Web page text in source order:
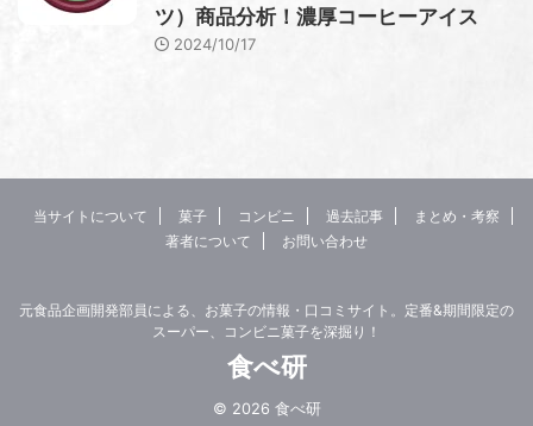
ツ）商品分析！濃厚コーヒーアイス
2024/10/17
当サイトについて 菓子 コンビニ 過去記事
まとめ・考察
著者について
お問い合わせ
元食品企画開発部員による、お菓子の情報・口コミサイト。定番&期間限定の
スーパー、コンビニ菓子を深掘り！
食べ研
© 2026 食べ研